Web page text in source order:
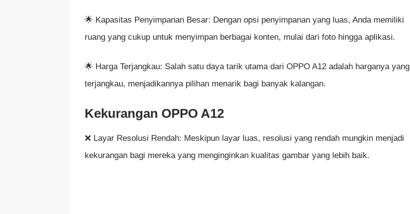
🌟 Kapasitas Penyimpanan Besar: Dengan opsi penyimpanan yang luas, Anda memiliki
ruang yang cukup untuk menyimpan berbagai konten, mulai dari foto hingga aplikasi.
🌟 Harga Terjangkau: Salah satu daya tarik utama dari OPPO A12 adalah harganya yang
terjangkau, menjadikannya pilihan menarik bagi banyak kalangan.
Kekurangan OPPO A12
❌ Layar Resolusi Rendah: Meskipun layar luas, resolusi yang rendah mungkin menjadi
kekurangan bagi mereka yang menginginkan kualitas gambar yang lebih baik.